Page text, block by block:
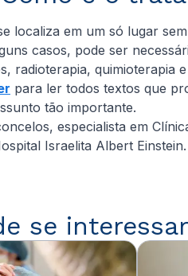
localiza em um só lugar
casos, pode ser
eles,
para ler todos textos que
tão importante.
especialista em
Israelita Albert Einstein.
se